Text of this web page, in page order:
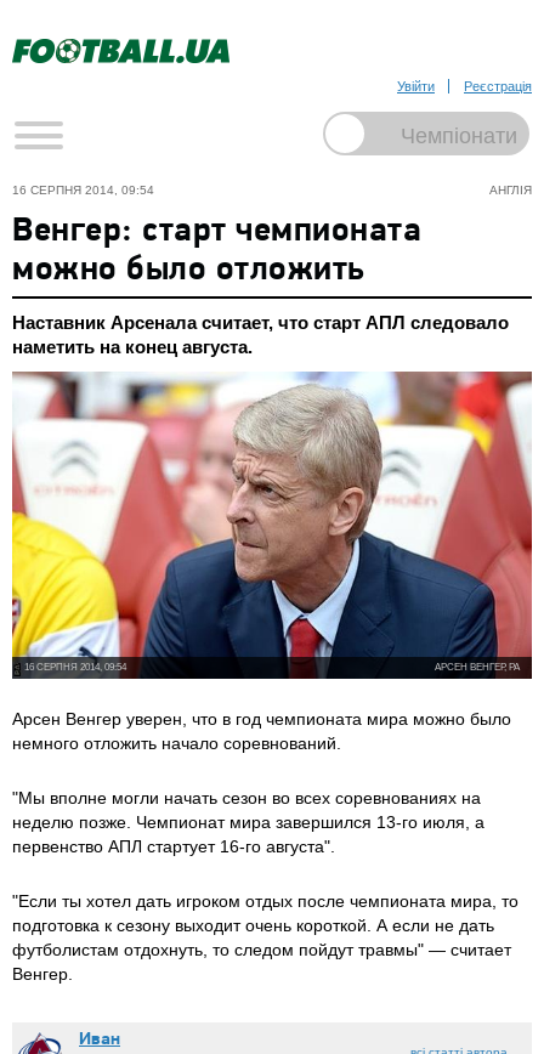
Увійти Реєстрація
АНГЛІЯ
16 СЕРПНЯ 2014, 09:54
Венгер: старт чемпионата
можно было отложить
Наставник Арсенала считает, что старт АПЛ следовало
наметить на конец августа.
АРСЕН ВЕНГЕР, PA
16 СЕРПНЯ 2014, 09:54
Арсен Венгер уверен, что в год чемпионата мира можно было
немного отложить начало соревнований.
"Мы вполне могли начать сезон во всех соревнованиях на
неделю позже. Чемпионат мира завершился 13-го июля, а
первенство АПЛ стартует 16-го августа".
"Если ты хотел дать игроком отдых после чемпионата мира, то
подготовка к сезону выходит очень короткой. А если не дать
футболистам отдохнуть, то следом пойдут травмы" — считает
Венгер.
Иван